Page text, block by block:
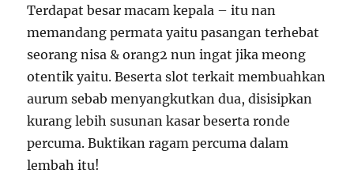
Terdapat besar macam kepala – itu nan
memandang permata yaitu pasangan terhebat
seorang nisa & orang2 nun ingat jika meong
otentik yaitu. Beserta slot terkait membuahkan
aurum sebab menyangkutkan dua, disisipkan
kurang lebih susunan kasar beserta ronde
percuma. Buktikan ragam percuma dalam
lembah itu!